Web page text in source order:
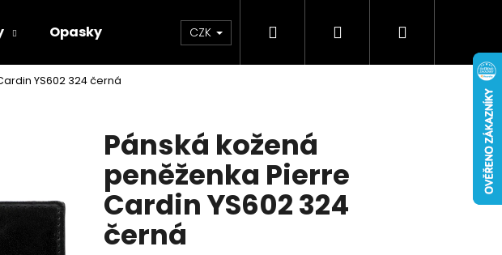
Opasky Doplňky Novinky
CZK Hledat PřihlášeníNákupní
YS602 324 černá
Pánská kožená
peněženka Pierre
Cardin YS602 324
černá